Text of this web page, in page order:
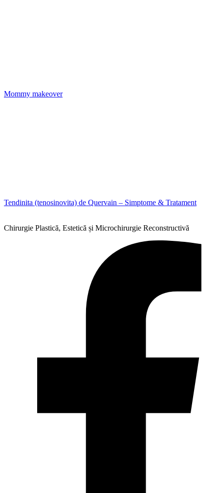
Mommy makeover
Tendinita (tenosinovita) de Quervain – Simptome & Tratament
Chirurgie Plastică, Estetică și Microchirurgie Reconstructivă